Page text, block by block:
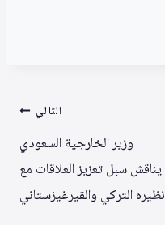
التالي
وزير الخارجية السعودي
يناقش سبل تعزيز العلاقات مع
نظيره التركي والقيرغيزستاني